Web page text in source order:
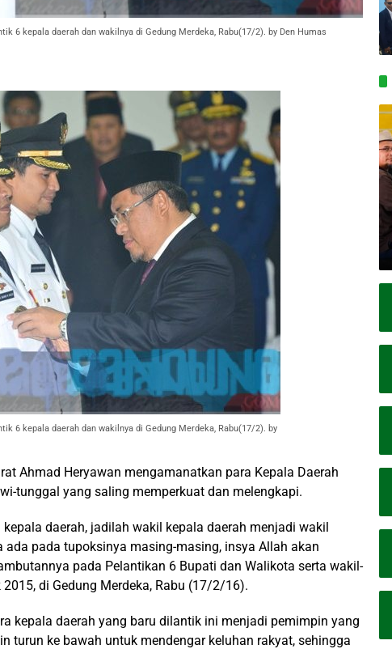
6 kepala daerah dan wakilnya di Gedung Merdeka, Rabu(17/2). by Den Humas
6 kepala daerah dan wakilnya di Gedung Merdeka, Rabu(17/2). by
Ahmad Heryawan mengamanatkan para Kepala Daerah
tunggal yang saling memperkuat dan melengkapi.
daerah, jadilah wakil kepala daerah menjadi wakil
ada pada tupoksinya masing-masing, insya Allah akan
pada Pelantikan 6 Bupati dan Walikota serta wakil-
di Gedung Merdeka, Rabu (17/2/16).
kepala daerah yang baru dilantik ini menjadi pemimpin yang
turun ke bawah untuk mendengar keluhan rakyat, sehingga